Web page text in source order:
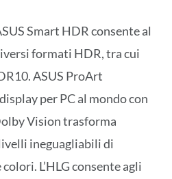
Smart HDR consente al
formati HDR, tra cui
ASUS ProArt
per PC al mondo con
Vision trasforma
ineguagliabili di
L’HLG consente agli